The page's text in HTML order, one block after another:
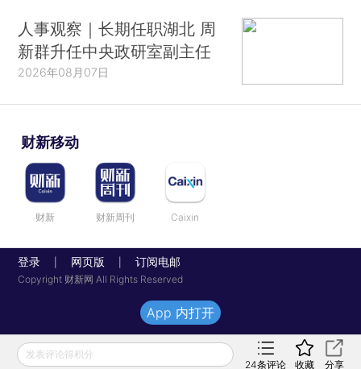
人事观察｜长期任职湖北 周
新群升任中央政研室副主任
2026年08月07日
财新移动
财新 财新周刊 Caixin
登录 网页版 订阅电邮
Copyright 财新网 All Rights Reserved
发表评论得积分
24条评论 收藏 分享
App 内打开